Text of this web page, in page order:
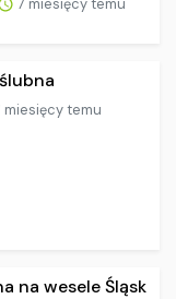
miesięcy temu
na wesele Śląsk